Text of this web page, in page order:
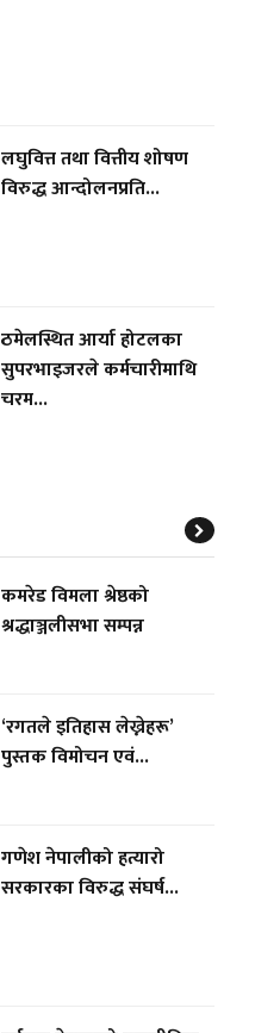
लघुवित्त तथा वित्तीय शोषण
विरुद्ध आन्दोलनप्रति...
ठमेलस्थित आर्या होटलका
सुपरभाइजरले कर्मचारीमाथि
चरम...
कमरेड विमला श्रेष्ठको
श्रद्धाञ्जलीसभा सम्पन्न
‘रगतले इतिहास लेख्नेहरू’
पुस्तक विमोचन एवं...
गणेश नेपालीको हत्यारो
सरकारका विरुद्ध संघर्ष...